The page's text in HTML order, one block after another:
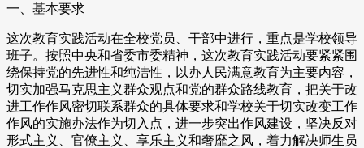
一、基本要求
这次教育实践活动在全校党员、干部中进行，重点是学校领导
班子。按照中央和省委市委精神，这次教育实践活动要紧紧围
绕保持党的先进性和纯洁性，以办人民满意教育为主要内容，
切实加强马克思主义群众观点和党的群众路线教育，把关于改
进工作作风密切联系群众的具体要求和学校关于切实改变工作
作风的实施办法作为切入点，进一步突出作风建设，坚决反对
形式主义、官僚主义、享乐主义和奢靡之风，着力解决师生员